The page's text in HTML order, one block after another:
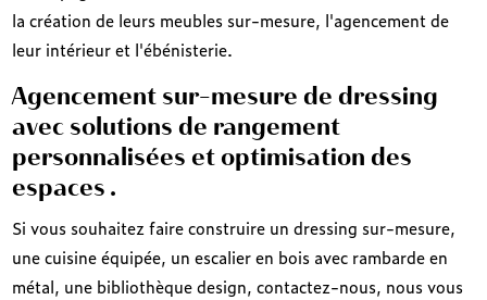
la création de leurs meubles sur-mesure, l'agencement de
leur intérieur et l'ébénisterie.
Agencement sur-mesure de dressing
avec solutions de rangement
personnalisées et optimisation des
espaces .
Si vous souhaitez faire construire un dressing sur-mesure,
une cuisine équipée, un escalier en bois avec rambarde en
métal, une bibliothèque design, contactez-nous, nous vous